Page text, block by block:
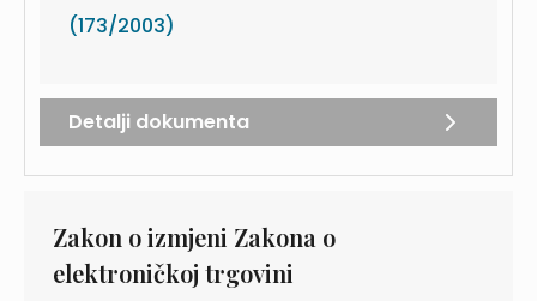
(173/2003)
Detalji dokumenta
Zakon o izmjeni Zakona o
elektroničkoj trgovini